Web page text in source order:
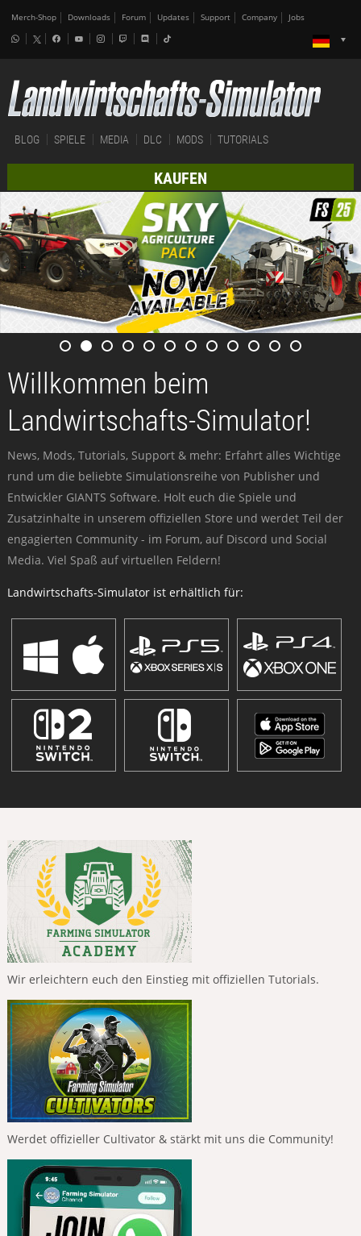
Merch-Shop Downloads Forum Updates Support Company Jobs
BLOG SPIELE MEDIA DLC MODS TUTORIALS
KAUFEN
Willkommen beim
Landwirtschafts-Simulator!
News, Mods, Tutorials, Support & mehr: Erfahrt alles Wichtige
rund um die beliebte Simulationsreihe von Publisher und
Entwickler GIANTS Software. Holt euch die Spiele und
Zusatzinhalte in unserem offiziellen Store und werdet Teil der
engagierten Community - im Forum, auf Discord und Social
Media. Viel Spaß auf virtuellen Feldern!
Landwirtschafts-Simulator ist erhältlich für:
Wir erleichtern euch den Einstieg mit offiziellen Tutorials.
Werdet offizieller Cultivator & stärkt mit uns die Community!